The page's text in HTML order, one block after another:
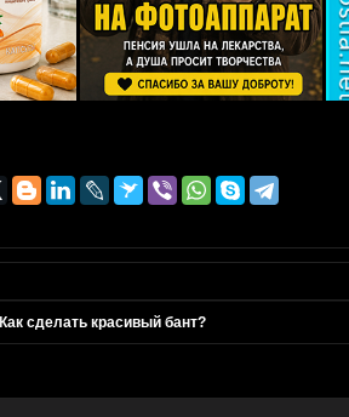
Как сделать красивый бант?